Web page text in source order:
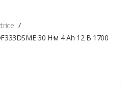
30 Н·м 4 Ah 12 В 1700